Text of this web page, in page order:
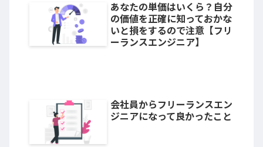
あなたの単価はいくら？自分
の価値を正確に知っておかな
いと損をするので注意【フリ
ーランスエンジニア】
会社員からフリーランスエン
ジニアになって良かったこと